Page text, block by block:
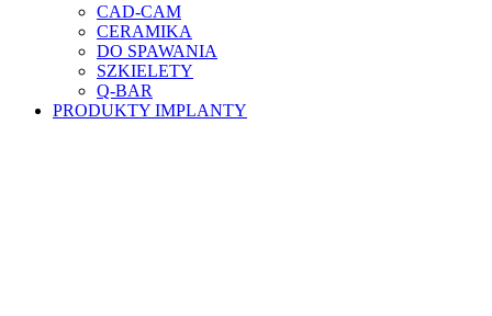
CAD-CAM
CERAMIKA
DO SPAWANIA
SZKIELETY
Q-BAR
PRODUKTY IMPLANTY